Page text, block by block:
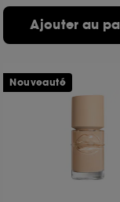
Ajouter au
Nouveauté